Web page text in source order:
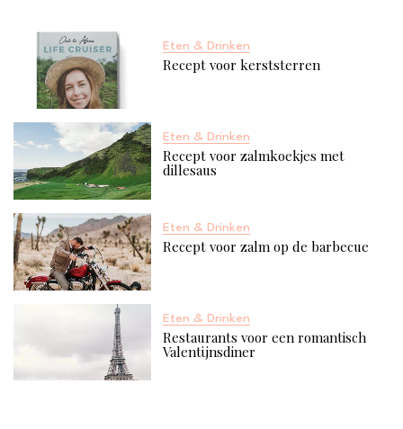
Eten & Drinken
Recept voor kerststerren
Eten & Drinken
Recept voor zalmkoekjes met
dillesaus
Eten & Drinken
Recept voor zalm op de barbecue
Eten & Drinken
Restaurants voor een romantisch
Valentijnsdiner